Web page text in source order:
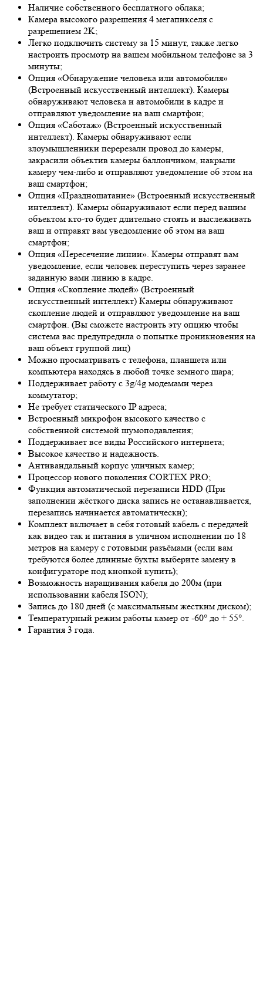
Наличие собственного бесплатного облака;
Камера высокого разрешения 4 мегапикселя с
разрешением 2K;
Легко подключить систему за 15 минут, также легко
настроить просмотр на вашем мобильном телефоне за 3
минуты;
Опция «Обнаружение человека или автомобиля»
(Встроенный искусственный интеллект). Камеры
обнаруживают человека и автомобили в кадре и
отправляют уведомление на ваш смартфон;
Опция «Саботаж» (Встроенный искусственный
интеллект). Камеры обнаруживают если
злоумышленники перерезали провод до камеры,
закрасили объектив камеры баллончиком, накрыли
камеру чем-либо и отправляют уведомление об этом на
ваш смартфон;
Опция «Праздношатание» (Встроенный искусственный
интеллект). Камеры обнаруживают если перед вашим
объектом кто-то будет длительно стоять и выслеживать
ваш и отправят вам уведомление об этом на ваш
смартфон;
Опция «Пересечение линии». Камеры отправят вам
уведомление, если человек переступить через заранее
заданную вами линию в кадре.
Опция «Скопление людей» (Встроенный
искусственный интеллект) Камеры обнаруживают
скопление людей и отправляют уведомление на ваш
смартфон. (Вы сможете настроить эту опцию чтобы
система вас предупредила о попытке проникновения на
ваш объект группой лиц)
Можно просматривать с телефона, планшета или
компьютера находясь в любой точке земного шара;
Поддерживает работу с 3g/4g модемами через
коммутатор;
Не требует статического IP адреса;
Встроенный микрофон высокого качество с
собственной системой шумоподавления;
Поддерживает все виды Российского интернета;
Высокое качество и надежность.
Антивандальный корпус уличных камер;
Процессор нового поколения CORTEX PRO;
Функция автоматической перезаписи HDD (При
заполнении жёсткого диска запись не останавливается,
перезапись начинается автоматически);
Комплект включает в себя готовый кабель с передачей
как видео так и питания в уличном исполнении по 18
метров на камеру с готовыми разъёмами (если вам
требуются более длинные бухты выберите замену в
конфигураторе под кнопкой купить);
Возможность наращивания кабеля до 200м (при
использовании кабеля ISON);
Запись до 180 дней (с максимальным жестким диском);
Температурный режим работы камер от -60° до + 55°.
Гарантия 3 года.